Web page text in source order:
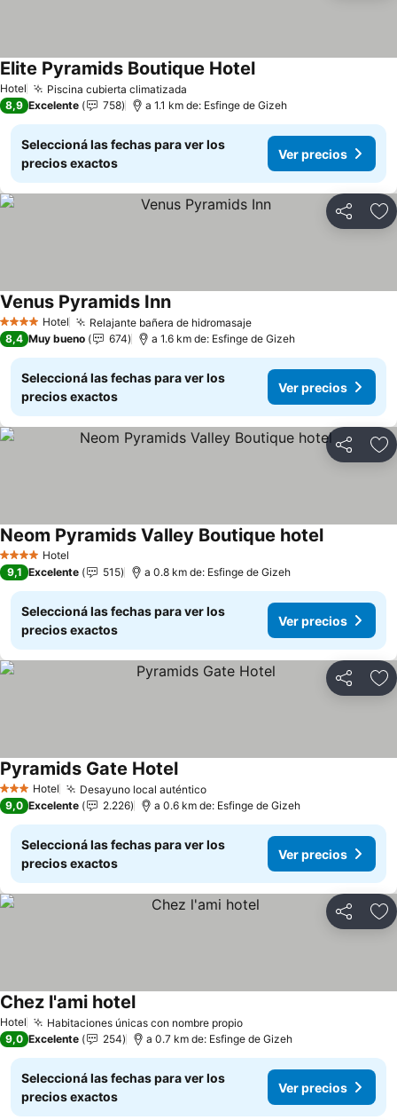
Hotel Piscina cubierta climatizada
Elite Pyramids Boutique HotelVer precios
8,9 Excelente 758 a 1.1 km de: Esfinge de Gizeh
Seleccioná las fechas para ver los
precios exactos
Ver precios
Compartir
4 EstrellasHotel Relajante bañera de hidromasajeVer precios
Venus Pyramids InnVer precios
8,4 Muy bueno 674 a 1.6 km de: Esfinge de Gizeh
Seleccioná las fechas para ver los
precios exactos
Ver precios
Compartir
4 EstrellasHotel
Neom Pyramids Valley Boutique hotelVer
9,1 Excelente 515 a 0.8 km de: Esfinge de Gizeh
Seleccioná las fechas para ver los
precios exactos
Ver precios
Compartir
3 Estrellas
Hotel Desayuno local auténticoVer precios
Pyramids Gate HotelVer precios
9,0 Excelente 2.226 a 0.6 km de: Esfinge de Gizeh
Seleccioná las fechas para ver los
precios exactos
Ver precios
Compartir
Hotel Habitaciones únicas con nombre propioVer precios
Chez l'ami hotelVer precios
9,0 Excelente 254 a 0.7 km de: Esfinge de Gizeh
Seleccioná las fechas para ver los
precios exactos
Ver precios